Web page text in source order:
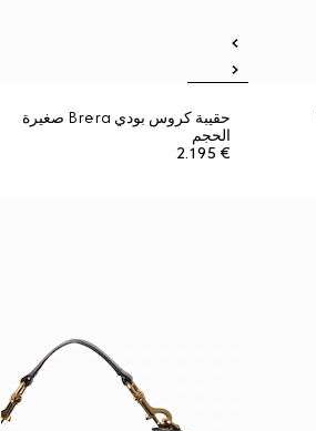
حقيبة كروس بودي Brera صغيرة
الحجم
€ 2.195